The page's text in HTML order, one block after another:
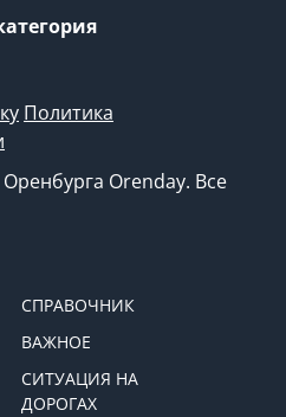
Политика
Orenday. Все
СПРАВОЧНИК
ВАЖНОЕ
СИТУАЦИЯ НА
ДОРОГАХ